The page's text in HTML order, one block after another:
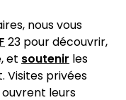
nous vous
23 pour découvrir,
et soutenir les
Visites privées
leurs